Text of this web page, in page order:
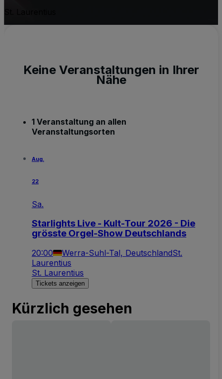
Keine Veranstaltungen in Ihrer
Nähe
1 Veranstaltung an allen
Veranstaltungsorten
Aug.
22
Sa.
Starlights Live - Kult-Tour 2026 - Die
grösste Orgel-Show Deutschlands
20:00 Werra-Suhl-Tal, DeutschlandSt.
Laurentius
St. Laurentius
Tickets anzeigen
Kürzlich gesehen